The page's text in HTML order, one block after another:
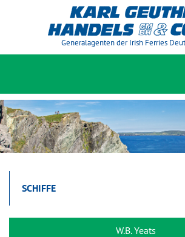
Generalagenten der Irish Ferries
SCHIFFE
W.B. Yeats